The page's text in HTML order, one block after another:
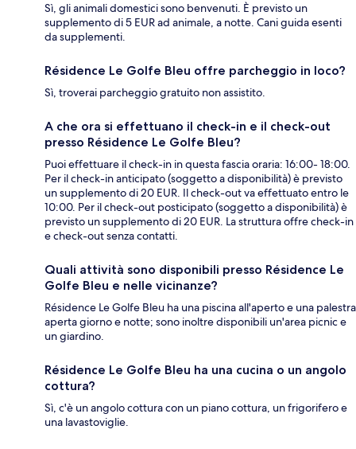
Sì, gli animali domestici sono benvenuti. È previsto un
supplemento di 5 EUR ad animale, a notte. Cani guida esenti
da supplementi.
Résidence Le Golfe Bleu offre parcheggio in loco?
Sì, troverai parcheggio gratuito non assistito.
A che ora si effettuano il check-in e il check-out
presso Résidence Le Golfe Bleu?
Puoi effettuare il check-in in questa fascia oraria: 16:00- 18:00.
Per il check-in anticipato (soggetto a disponibilità) è previsto
un supplemento di 20 EUR. Il check-out va effettuato entro le
10:00. Per il check-out posticipato (soggetto a disponibilità) è
previsto un supplemento di 20 EUR. La struttura offre check-in
e check-out senza contatti.
Quali attività sono disponibili presso Résidence Le
Golfe Bleu e nelle vicinanze?
Résidence Le Golfe Bleu ha una piscina all'aperto e una palestra
aperta giorno e notte; sono inoltre disponibili un'area picnic e
un giardino.
Résidence Le Golfe Bleu ha una cucina o un angolo
cottura?
Sì, c'è un angolo cottura con un piano cottura, un frigorifero e
una lavastoviglie.